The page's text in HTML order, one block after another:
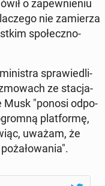
o za­pew­nie­niu
nie za­mie­rza
spo­łecz­no­
spra­wie­dli­
ze sta­cja­
Musk "ponosi od­po­
plat­for­mę,
uważam, że